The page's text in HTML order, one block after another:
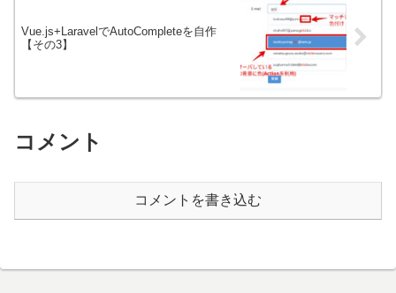
Vue.js+LaravelでAutoCompleteを自作
【その3】
コメント
コメントを書き込む